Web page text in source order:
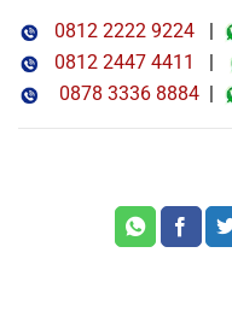
0812 2222 9224 |
0812 2447 4411
|
0878 3336 8884 |